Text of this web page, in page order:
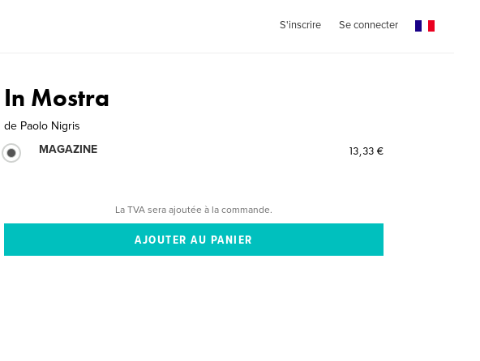
S'inscrire Se connecter
In Mostra
de Paolo Nigris
MAGAZINE
13,33 €
La TVA sera ajoutée à la commande.